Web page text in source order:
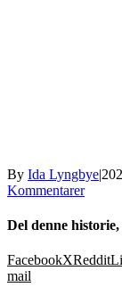
By Ida Lyngbye|
Kommentarer
Del denne
FacebookXReddit
mail